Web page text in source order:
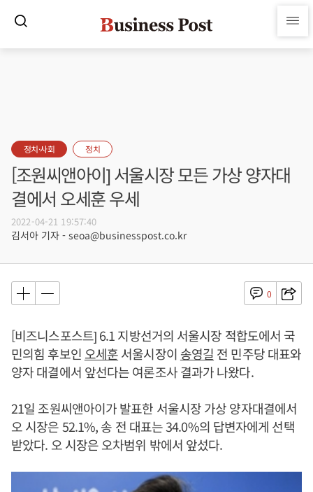
정치·사회 정치
[조원씨앤아이] 서울시장 모든 가상 양자대
결에서 오세훈 우세
2022-04-21 19:57:40
김서아 기자 - seoa@businesspost.co.kr
0
[비즈니스포스트] 6.1 지방선거의 서울시장 적합도에서 국
민의힘 후보인 오세훈서울시장이 송영길 전 민주당 대표와
양자 대결에서 앞선다는 여론조사 결과가 나왔다.
21일 조원씨앤아이가 발표한 서울시장 가상 양자대결에서
오 시장은 52.1%, 송 전 대표는 34.0%의 답변자에게 선택
받았다. 오 시장은 오차범위 밖에서 앞섰다.